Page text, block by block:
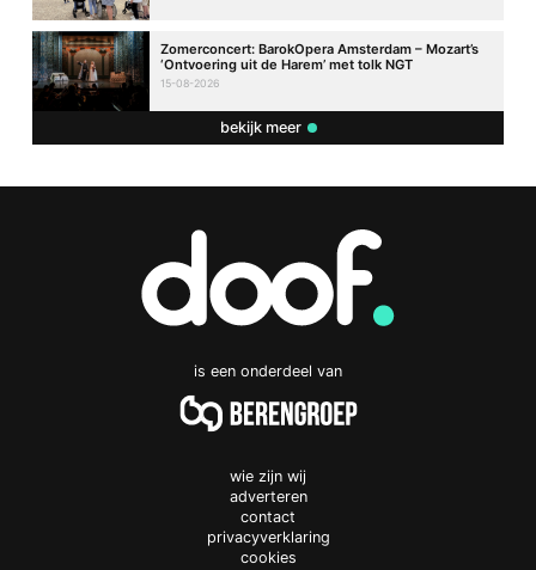
Zomerconcert: BarokOpera Amsterdam – Mozart’s
‘Ontvoering uit de Harem’ met tolk NGT
15-08-2026
bekijk meer
is een onderdeel van
wie zijn wij
adverteren
contact
privacyverklaring
cookies